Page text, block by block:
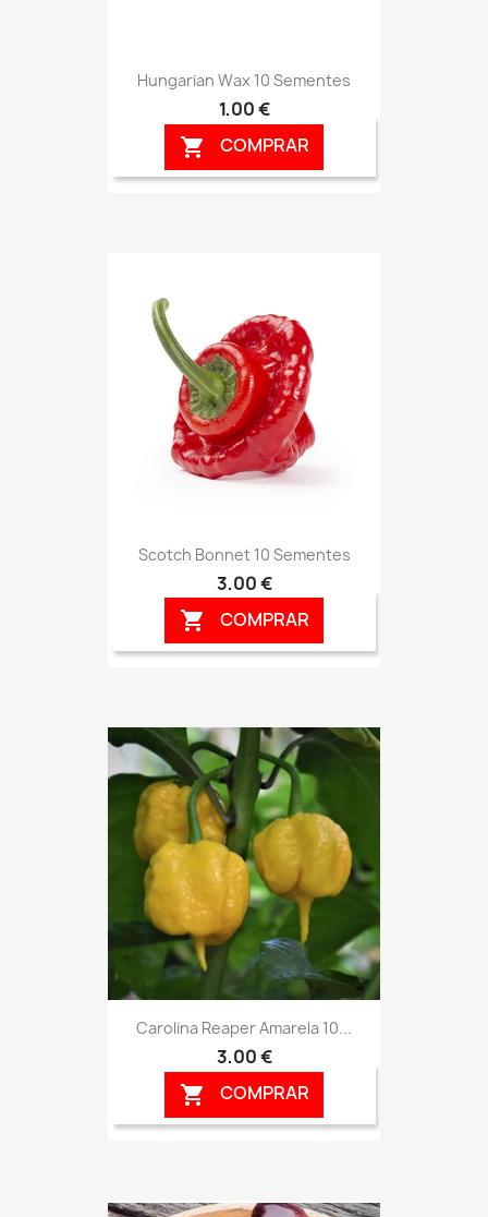
Hungarian Wax 10 Sementes
1,00 €
 COMPRAR
Scotch Bonnet 10 Sementes
3,00 €
 COMPRAR
Carolina Reaper Amarela 10...
3,00 €
 COMPRAR